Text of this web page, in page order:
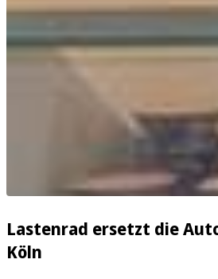
Lastenrad ersetzt die
Köln